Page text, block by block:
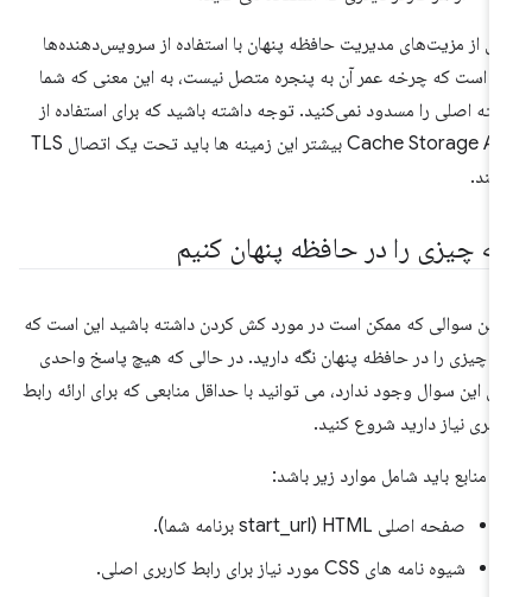
از مزیت‌های مدیریت حافظه پنهان با استفاده از سرویس‌دهنده‌ها
است که چرخه عمر آن به پنجره متصل نیست، به این معنی که شما
اصلی را مسدود نمی‌کنید. توجه داشته باشید که برای استفاده از
Cache Storage API بیشتر این زمینه ها باید تحت یک اتصال TLS
چیزی را در حافظه پنهان کنیم
سوالی که ممکن است در مورد کش کردن داشته باشید این است که
چیزی را در حافظه پنهان نگه دارید. در حالی که هیچ پاسخ واحدی
این سوال وجود ندارد، می توانید با حداقل منابعی که برای ارائه رابط
نیاز دارید شروع کنید.
منابع باید شامل موارد زیر باشد:
صفحه اصلی HTML (start_url برنامه شما).
شیوه نامه های CSS مورد نیاز برای رابط کاربری اصلی.